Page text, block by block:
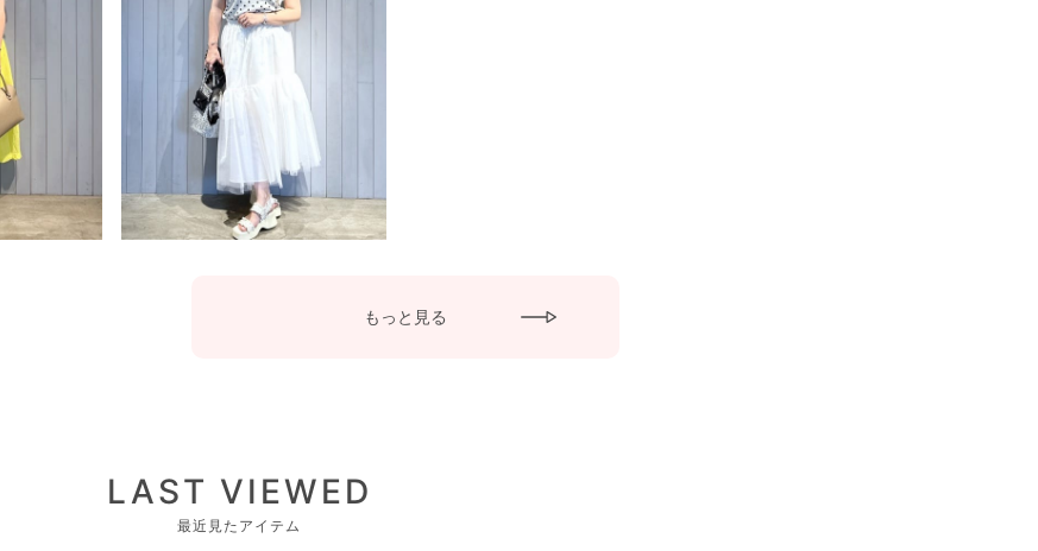
もっと見る
LAST VIEWED
最近見たアイテム